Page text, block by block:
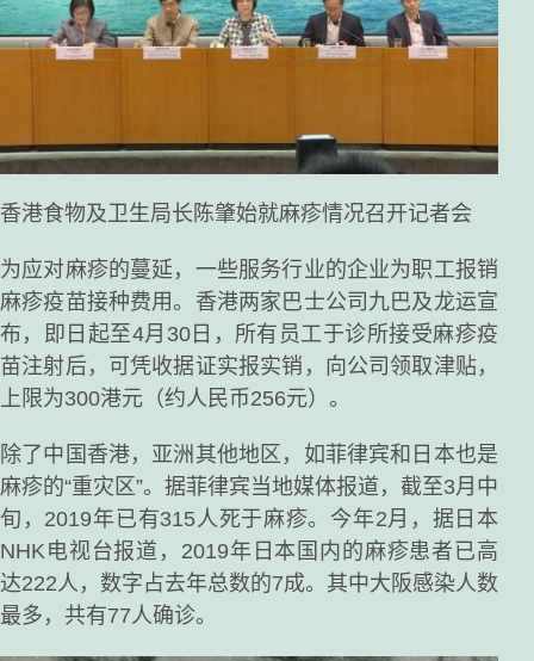
香港食物及卫生局长陈肇始就麻疹情况召开记者会
为应对麻疹的蔓延，一些服务行业的企业为职工报销
麻疹疫苗接种费用。香港两家巴士公司九巴及龙运宣
布，即日起至4月30日，所有员工于诊所接受麻疹疫
苗注射后，可凭收据证实报实销，向公司领取津贴，
上限为300港元（约人民币256元）。
除了中国香港，亚洲其他地区，如菲律宾和日本也是
麻疹的“重灾区”。据菲律宾当地媒体报道，截至3月中
旬，2019年已有315人死于麻疹。今年2月，据日本
NHK电视台报道，2019年日本国内的麻疹患者已高
达222人，数字占去年总数的7成。其中大阪感染人数
最多，共有77人确诊。